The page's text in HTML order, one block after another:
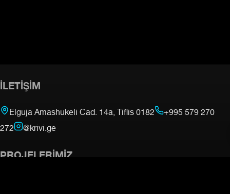
İLETIŞIM
Elguja Amashukeli Cad. 14a, Tiflis 0182
+995 579 270
272
@krivi.ge
PROJELERIMIZ